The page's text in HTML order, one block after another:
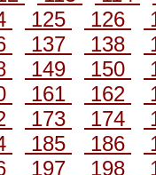
125 126
137 138
149 150
161 162
173 174
185 186
197 198